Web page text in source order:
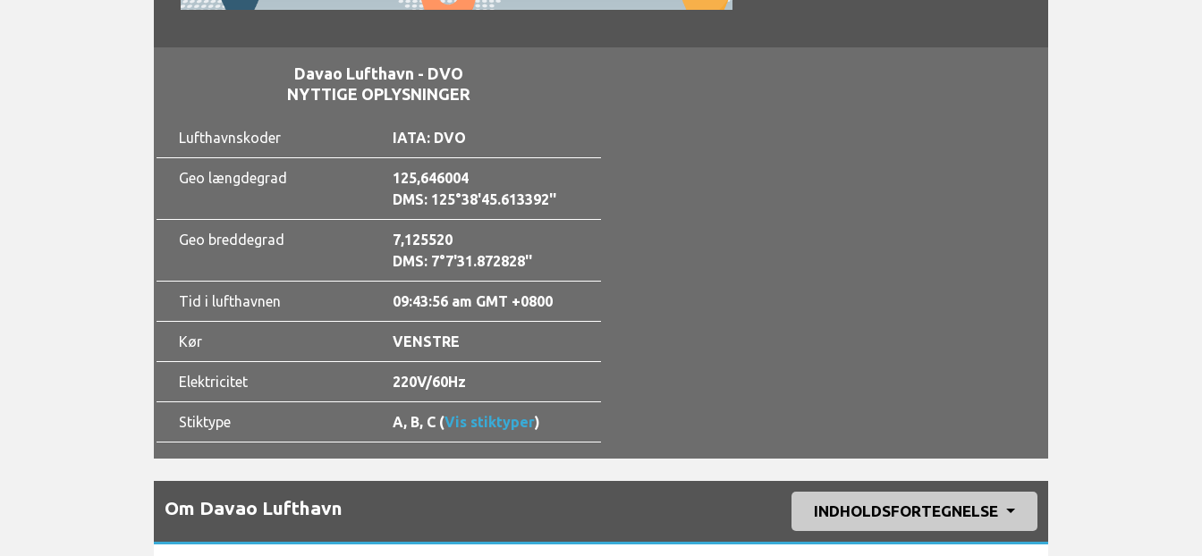
Davao Lufthavn - DVO
NYTTIGE OPLYSNINGER
Lufthavnskoder IATA: DVO
Geo længdegrad
125,646004
DMS: 125°38'45.613392''
Geo breddegrad
7,125520
DMS: 7°7'31.872828''
Tid i lufthavnen 09:43:57 am GMT +0800
Kør VENSTRE
Elektricitet 220V/60Hz
Stiktype A, B, C (Vis stiktyper)
Om Davao Lufthavn INDHOLDSFORTEGNELSE